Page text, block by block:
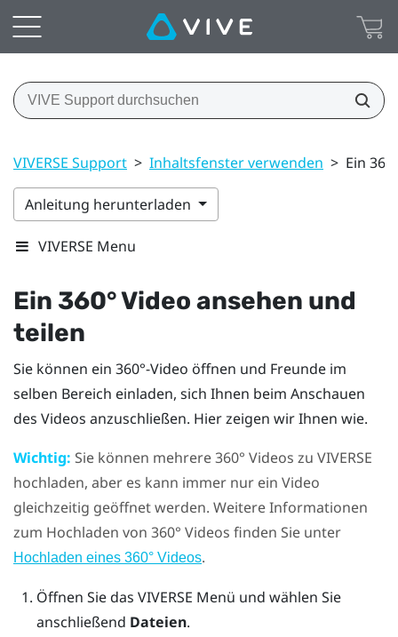
VIVERSE Support > Inhaltsfenster verwenden > Ein
Anleitung herunterladen
VIVERSE Menu
Ein 360° Video ansehen und
teilen
Sie können ein 360°-Video öffnen und Freunde im
selben Bereich einladen, sich Ihnen beim Anschauen
des Videos anzuschließen. Hier zeigen wir Ihnen wie.
Wichtig: Sie können mehrere 360° Videos zu VIVERSE
hochladen, aber es kann immer nur ein Video
gleichzeitig geöffnet werden. Weitere Informationen
zum Hochladen von 360° Videos finden Sie unter
Hochladen eines 360° Videos.
Öffnen Sie das VIVERSE Menü und wählen Sie
anschließend Dateien.